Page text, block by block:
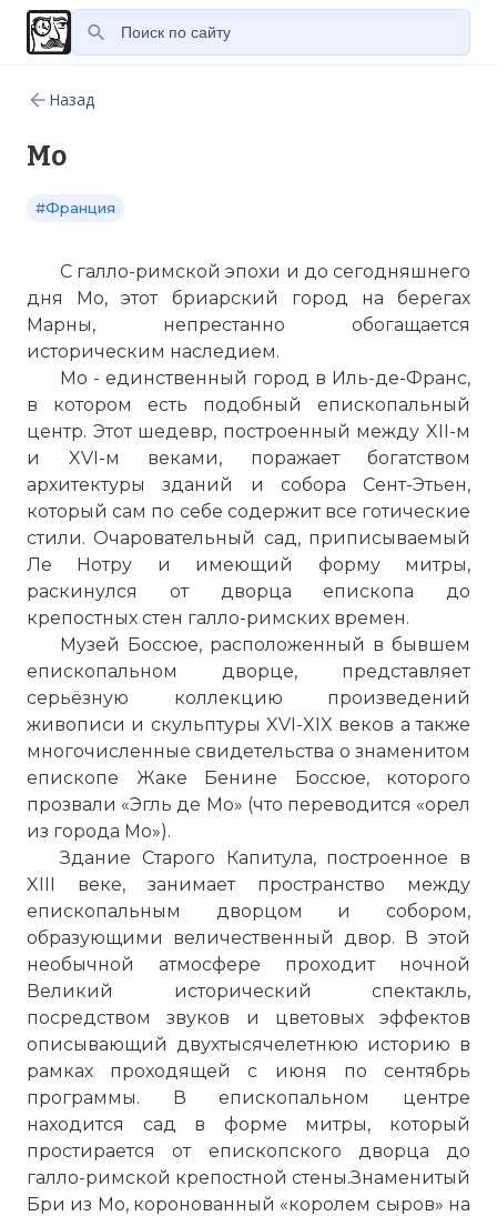
Назад
Мо
#Франция
С галло-римской эпохи и до сегодняшнего
дня Мо, этот бриарский город на берегах
Марны, непрестанно обогащается
историческим наследием.
Мо - единственный город в Иль-де-Франс,
в котором
есть подобный епископальный
центр. Этот шедевр, построенный между XII-м
и XVI-м веками, поражает богатством
архитектуры зданий и собора Сент-Этьен,
который сам по себе содержит все готические
стили. Очаровательный сад, приписываемый
Ле Нотру и имеющий форму митры,
раскинулся от дворца епископа до
крепостных стен галло-римских времен.
Музей Боссюе, расположенный в бывшем
епископальном дворце, представляет
серьёзную коллекцию произведений
живописи и скульптуры XVI-XIX веков а также
многочисленные свидетельства о знаменитом
епископе Жаке Бенине Боссюе, которого
прозвали «Эгль де Мо» (что переводится «орел
из города Мо»).
Здание Старого Капитула, построенное в
XIII веке, занимает пространство между
епископальным дворцом и собором,
образующими величественный двор. В этой
необычной атмосфере проходит ночной
Великий исторический спектакль,
посредством звуков и цветовых эффектов
описывающий двухтысячелетнюю историю в
рамках проходящей с июня по сентябрь
программы. В епископальном центре
находится сад в форме митры, который
простирается от епископского дворца до
галло-римской крепостной стены.Знаменитый
Бри из Мо, коронованный «королем сыров» на